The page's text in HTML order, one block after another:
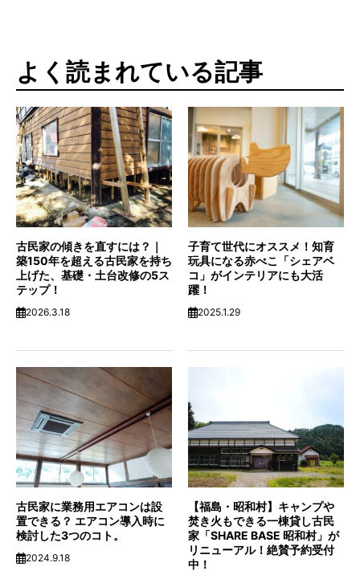
よく読まれている記事
古民家の傾きを直すには？｜
築150年を超える古民家を持ち
上げた、基礎・土台改修の5ス
テップ！
2026.3.18
子育て世代にオススメ！知育
玩具になる赤べこ「シェアベ
コ」がインテリアにも大活
躍！
2025.1.29
古民家に業務用エアコンは設
置できる？ エアコン導入時に
検討した3つのコト。
2024.9.18
【福島・昭和村】キャンプや
焚き火もできる一棟貸し古民
家「SHARE BASE 昭和村」が
リニューアル！絶賛予約受付
中！